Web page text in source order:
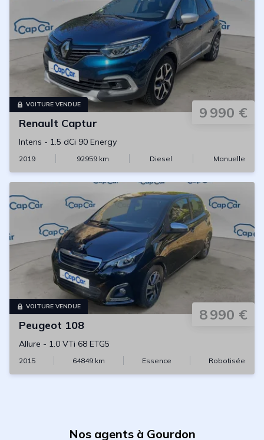
VOITURE VENDUE 9 990 €
Renault Captur
Intens - 1.5 dCi 90 Energy
2019 92959km Diesel Manuelle
VOITURE VENDUE 8 990 €
Peugeot 108
Allure - 1.0 VTi 68 ETG5
2015 64849 km Essence Robotisée
Nos agents à Gourdon